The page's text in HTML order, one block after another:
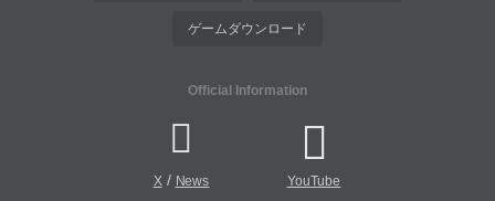
ゲームダウンロード
Official Information
X/ News YouTube